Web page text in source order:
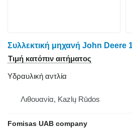
Τιμή κατόπιν αιτήματος
Υδραυλική αντλία
Λιθουανία, Kazlų Rūdos
Fomisas UAB company